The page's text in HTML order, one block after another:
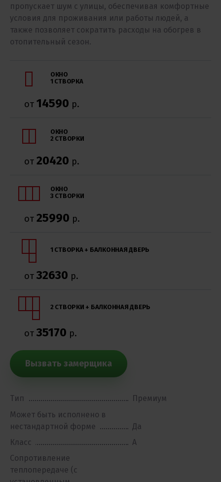
пропускает шум с улицы, обеспечивая комфортные
условия для проживания или работы людей, а
также позволяет сократить расходы на обогрев в
отопительный сезон.
ОКНО
1 СТВОРКА
от 14590 р.
ОКНО
2 СТВОРКИ
от 20420 р.
ОКНО
3 СТВОРКИ
от 25990 р.
1 СТВОРКА + БАЛКОННАЯ ДВЕРЬ
от 32630 р.
2 СТВОРКИ + БАЛКОННАЯ ДВЕРЬ
от 35170 р.
Вызвать замерщика
Тип
Премиум
Может быть исполнено в
нестандартной форме
Да
Класс
A
Сопротивление
теплопередаче (с